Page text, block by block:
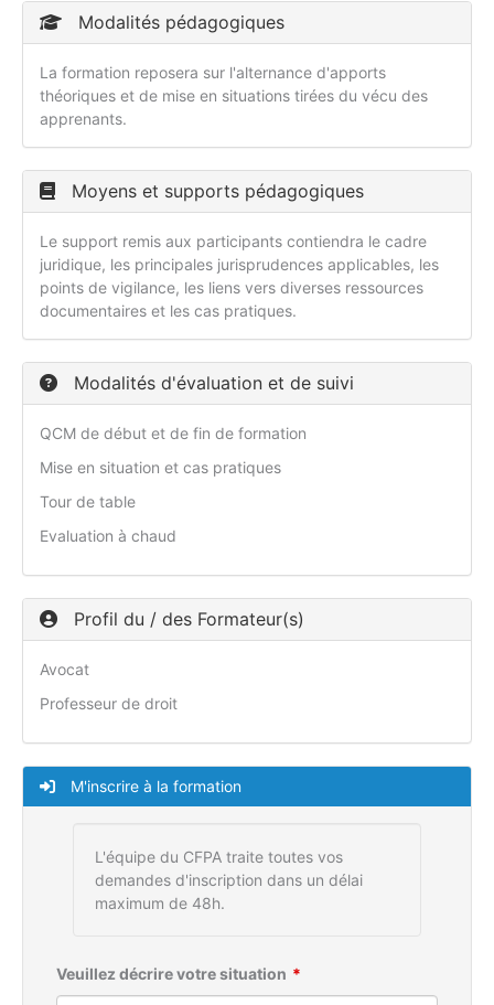
Modalités pédagogiques
La formation reposera sur l'alternance d'apports
théoriques et de mise en situations tirées du vécu des
apprenants.
Moyens et supports pédagogiques
Le support remis aux participants contiendra le cadre
juridique, les principales jurisprudences applicables, les
points de vigilance, les liens vers diverses ressources
documentaires et les cas pratiques.
Modalités d'évaluation et de suivi
QCM de début et de fin de formation
Mise en situation et cas pratiques
Tour de table
Evaluation à chaud
Profil du / des Formateur(s)
Avocat
Professeur de droit
M'inscrire à la formation
L'équipe du CFPA traite toutes vos
demandes d'inscription dans un délai
maximum de 48h.
Veuillez décrire votre situation